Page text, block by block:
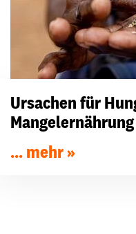
Ursachen für
Mangelernährung
... mehr